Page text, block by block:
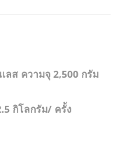
8,990.00.
ลส ความจุ 2,500 กรัม
กิโลกรัม/ ครั้ง